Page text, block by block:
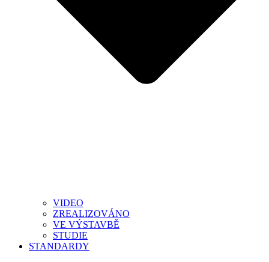
VIDEO
ZREALIZOVÁNO
VE VÝSTAVBĚ
STUDIE
STANDARDY